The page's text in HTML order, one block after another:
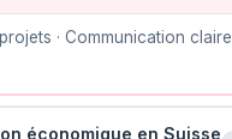
· Communication claire
économique en Suisse